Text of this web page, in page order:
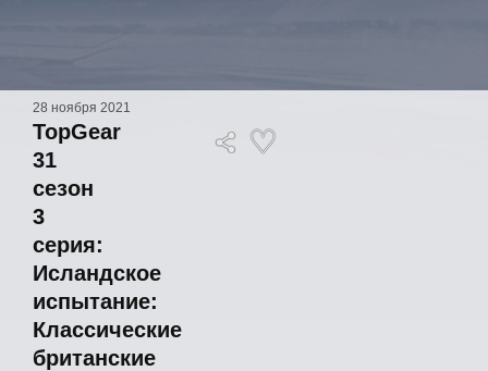
28 ноября 2021
TopGear
31
сезон
3
серия:
Исландское
испытание:
Классические
британские